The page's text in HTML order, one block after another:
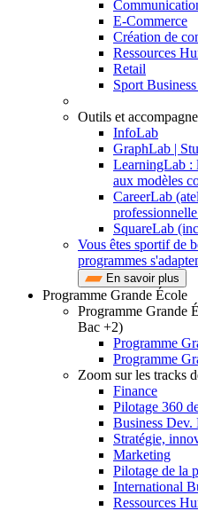
E-Commerce
Création de
Ressources
Retail
Sport
Outils et
InfoLab
GraphLab |
LearningLab :
aux modèles
CareerLab
SquareLab
Vous êtes sportif de
programmes
En savoir plus
Programme Grande École
Programme Grande
Bac +2)
Programme
Programme
Zoom sur les tracks
Finance
Pilotage 360
Business
Stratégie,
Marketing
Pilotage de la
International
Ressources